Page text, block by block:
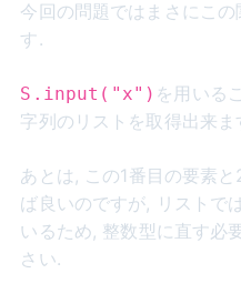
今回の問題ではまさにこ
す.
S.input("x") を用いる
字列のリストを取得出来ま
あとは, この1番目の要素
ば良いのですが, リストで
いるため, 整数型に直す必
さい.